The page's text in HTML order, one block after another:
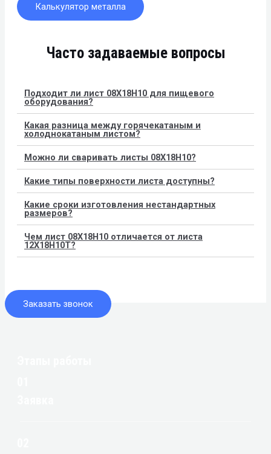
Калькулятор металла
Часто задаваемые вопросы
Подходит ли лист 08Х18Н10 для пищевого
оборудования?
Какая разница между горячекатаным и
холоднокатаным листом?
Можно ли сваривать листы 08Х18Н10?
Какие типы поверхности листа доступны?
Какие сроки изготовления нестандартных
размеров?
Чем лист 08Х18Н10 отличается от листа
12Х18Н10Т?
Заказать звонок